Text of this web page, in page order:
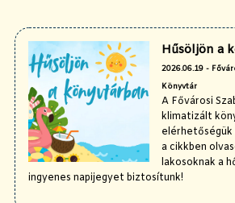
Hűsöljön a
2026.06.19 -
Könyvtár
A Fővárosi
klimatizált
a cikkben
lakosoknak a
ingyenes napijegyet biztosítunk!